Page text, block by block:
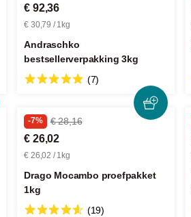
€ 92,36
€ 30,79 / 1kg
Andraschko
bestsellerverpakking 3kg
(7)
-7% € 28,16
€ 26,02
€ 26,02 / 1kg
Drago Mocambo proefpakket
1kg
(19)